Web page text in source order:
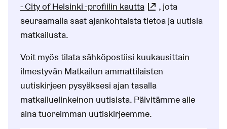
- City of Helsinki -profiilin kautta
(Linkki johtaa
, jota
seuraamalla saat ajankohtaista tietoa ja uutisia
matkailusta.
Voit myös tilata sähköpostiisi kuukausittain
ilmestyvän Matkailun ammattilaisten
uutiskirjeen pysyäksesi ajan tasalla
matkailuelinkeinon uutisista. Päivitämme alle
aina tuoreimman uutiskirjeemme.